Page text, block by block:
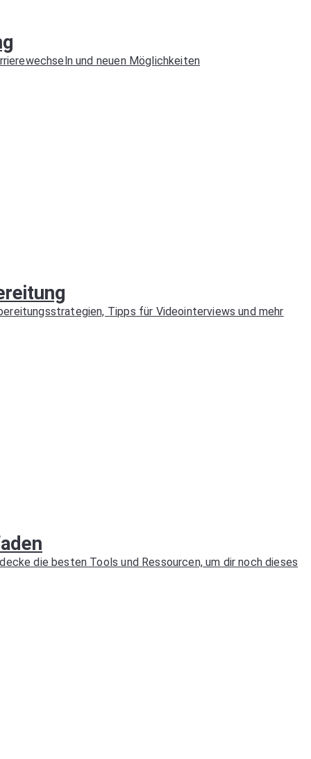
und neuen Möglichkeiten
Tipps für Videointerviews und mehr
die besten Tools und Ressourcen, um dir noch dieses